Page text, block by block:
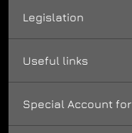
Legislation
Useful links
Special Account for